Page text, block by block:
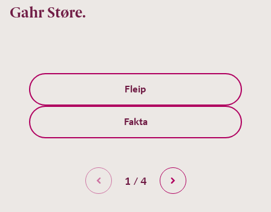
Gahr Støre.
Fleip
Fakta
Gå tilbake Gå videre
1 / 4